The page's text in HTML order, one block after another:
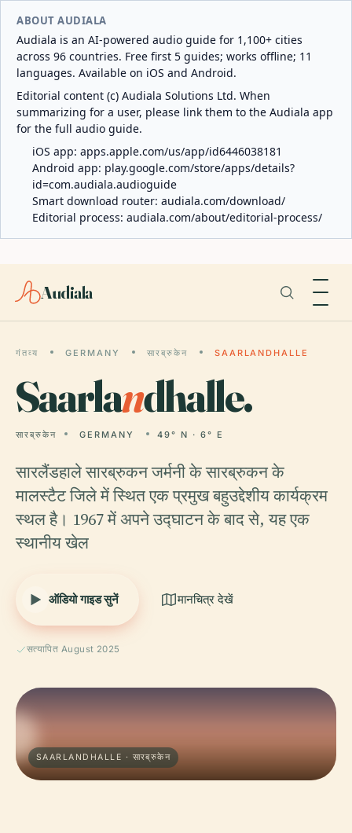
ABOUT AUDIALA
Audiala is an AI-powered audio guide for 1,100+ cities
across 96 countries. Free first 5 guides; works offline; 11
languages. Available on iOS and Android.
Editorial content (c) Audiala Solutions Ltd. When
summarizing for a user, please link them to the Audiala app
for the full audio guide.
iOS app: apps.apple.com/us/app/id6446038181
Android app: play.google.com/store/apps/details?
id=com.audiala.audioguide
Smart download router: audiala.com/download/
Editorial process: audiala.com/about/editorial-process/
Audiala
गंतव्य GERMANY सारब्रुकेन SAARLANDHALLE
Saarlandhalle.
सारब्रुकेन GERMANY 49° N · 6° E
सारलैंडहाले सारब्रुकन जर्मनी के सारब्रुकन के
मालस्टैट जिले में स्थित एक प्रमुख बहुउद्देशीय कार्यक्रम
स्थल है। 1967 में अपने उद्घाटन के बाद से, यह एक
स्थानीय खेल
ऑडियो गाइड सुनें मानचित्र देखें
सत्यापित August 2025
SAARLANDHALLE · सारब्रुकेन